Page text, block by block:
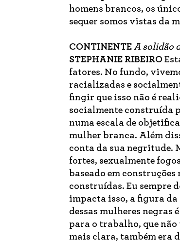
homens brancos, os
sequer somos vistas da
CONTINENTE A solidão
STEPHANIE RIBEIRO
fatores. No fundo,
racializadas e
fingir que isso não é
socialmente construída
numa escala de
mulher branca. Além
conta da sua negritude.
fortes, sexualmente
baseado em
construídas. Eu sempre
impacta isso, a figura da
dessas mulheres negras
para o trabalho, que não
mais clara, também era